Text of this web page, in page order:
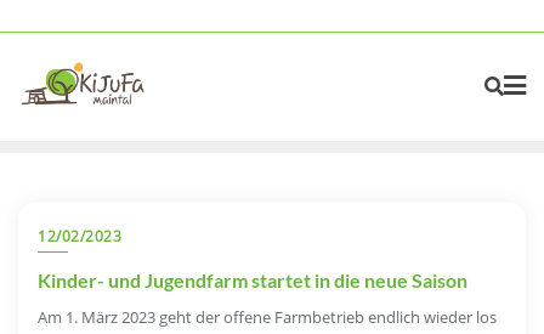
content
12/02/2023
Kinder- und Jugendfarm startet in die neue Saison
Am 1. März 2023 geht der offene Farmbetrieb endlich wieder los